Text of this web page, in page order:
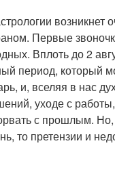
Первые
Вплоть до 2
период, который
и, вселяя в нас
уходе с
с прошлым.
то претензии и